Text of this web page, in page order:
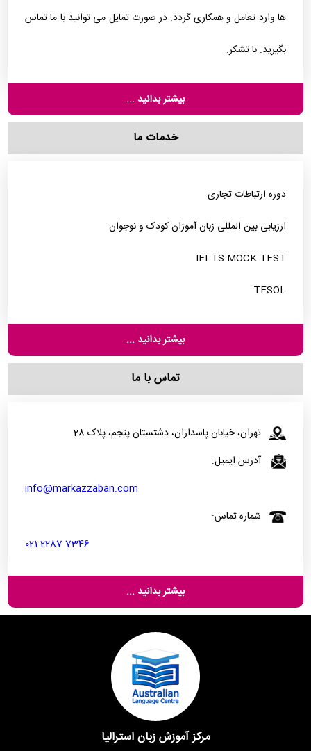
ها وارد تعامل و همکاری گردد. در صورت تمایل می توانید با ما تماس
بگیرید. با تشکر.
بیشتر بدانید ...
خدمات ما
دوره ارتباطات تجاری
ارزیابی بین المللی زبان آموزان کودک و نوجوان
IELTS MOCK TEST
TESOL
بیشتر بدانید ...
تماس با ما
تهران، خیابان پاسداران، دشتستان پنجم، پلاک 28
آدرس ایمیل:
info@markazzaban.com
شماره تماس:
021 2287 7346
بیشتر بدانید ...
مرکز آموزش زبان استرالیا